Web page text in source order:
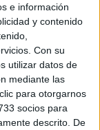
e información
y contenido
Con su
utilizar datos de
mediante las
para otorgarnos
socios para
descrito. De
PANTALÓN DE
lució un
en un outfit